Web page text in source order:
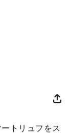
トリュフをス